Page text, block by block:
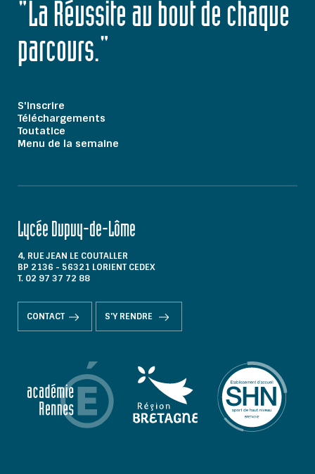
"La Réussite au bout de chaque
parcours."
S'inscrire
Téléchargements
Toutatice
Menu de la semaine
Lycée Dupuy-de-Lôme
4, RUE JEAN LE COUTALLER
BP 2136 - 56321 LORIENT CEDEX
T. 02 97 37 72 88
CONTACT S'Y RENDRE